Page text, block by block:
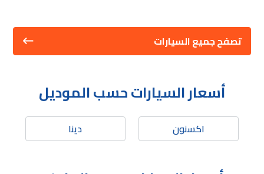
تصفح جميع السيارات
أسعار السيارات حسب الموديل
اكسنون دينا